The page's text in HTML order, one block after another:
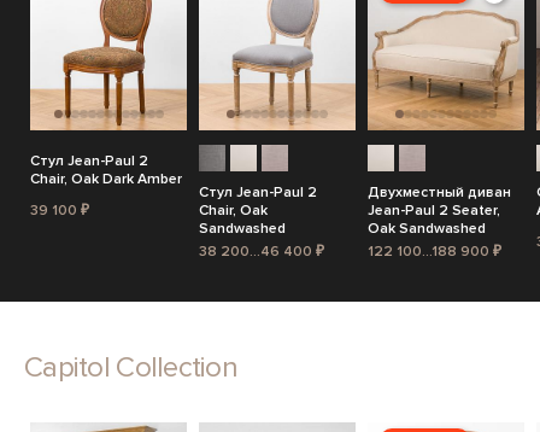
Стул Jean-Paul 2
Chair, Oak Dark Amber
39 100 ₽
Стул Jean-Paul 2
Chair, Oak
Sandwashed
38 200...46 400 ₽
Двухместный диван
Jean-Paul 2 Seater,
Oak Sandwashed
122 100...188 900 ₽
Capitol Collection